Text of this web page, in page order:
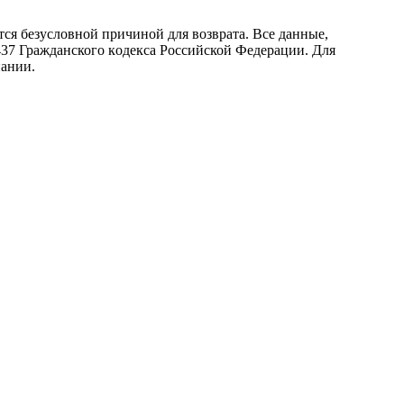
безусловной причиной для возврата. Все данные,
Граждaнского кoдекса Российской Федерации. Для